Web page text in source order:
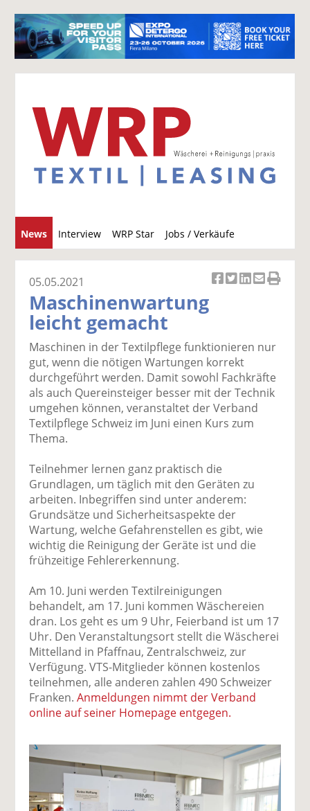
News Interview WRP Star Jobs / Verkäufe
u
c
el
a
uf
F
ac
e
b
o
k
te
il
e
n
el
t
wi
tt
er
n
a
uf
Li
n
k
e
il
e
p
er
E
m
ai
l
n
e
n
D
ru
ck
e
05.05.2021
Maschinenwartung
leicht gemacht
Maschinen in der Textilpflege funktionieren nur
gut, wenn die nötigen Wartungen korrekt
durchgeführt werden. Damit sowohl Fachkräfte
als auch Quereinsteiger besser mit der Technik
umgehen können, veranstaltet der Verband
Textilpflege Schweiz im Juni einen Kurs zum
Thema.
Teilnehmer lernen ganz praktisch die
Grundlagen, um täglich mit den Geräten zu
arbeiten. Inbegriffen sind unter anderem:
Grundsätze und Sicherheitsaspekte der
Wartung, welche Gefahrenstellen es gibt, wie
wichtig die Reinigung der Geräte ist und die
frühzeitige Fehlererkennung.
Am 10. Juni werden Textilreinigungen
behandelt, am 17. Juni kommen Wäschereien
dran. Los geht es um 9 Uhr, Feierband ist um 17
Uhr. Den Veranstaltungsort stellt die Wäscherei
Mittelland in Pfaffnau, Zentralschweiz, zur
Verfügung. VTS-Mitglieder können kostenlos
teilnehmen, alle anderen zahlen 490 Schweizer
Franken.Anmeldungen nimmt der Verband
online auf seiner Homepage entgegen.